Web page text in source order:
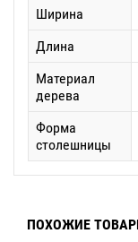
Ширина
Длина
Материал
дерева
Форма
столешницы
ПОХОЖИЕ